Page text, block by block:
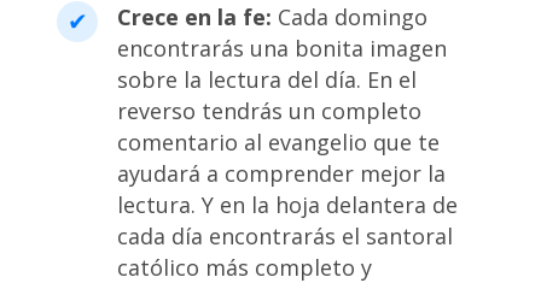
Crece en la fe: Cada domingo
encontrarás una bonita imagen
sobre la lectura del día. En el
reverso tendrás un completo
comentario al evangelio que te
ayudará a comprender mejor la
lectura. Y en la hoja delantera de
cada día encontrarás el santoral
católico más completo y